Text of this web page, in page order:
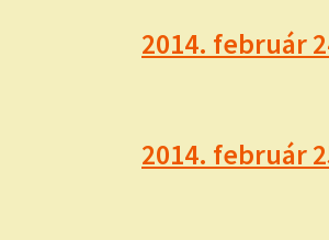
2014. február
2014. február